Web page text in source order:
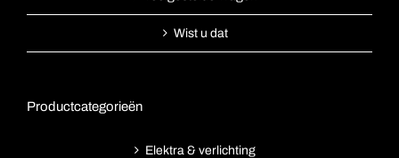
Wist u dat
Productcategorieën
Elektra & verlichting